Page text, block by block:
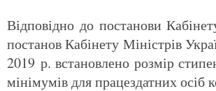
Відповідно до постанови
постанов Кабінету Міністрів
2019 р. встановлено розмір
мінімумів для працездатних осіб